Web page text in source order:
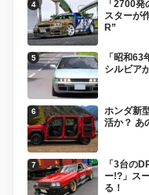
「2700
スターが
R”
「昭和
シルビア
ホンダ新
活か？ あ
「3台の
ー!?」ス
る！